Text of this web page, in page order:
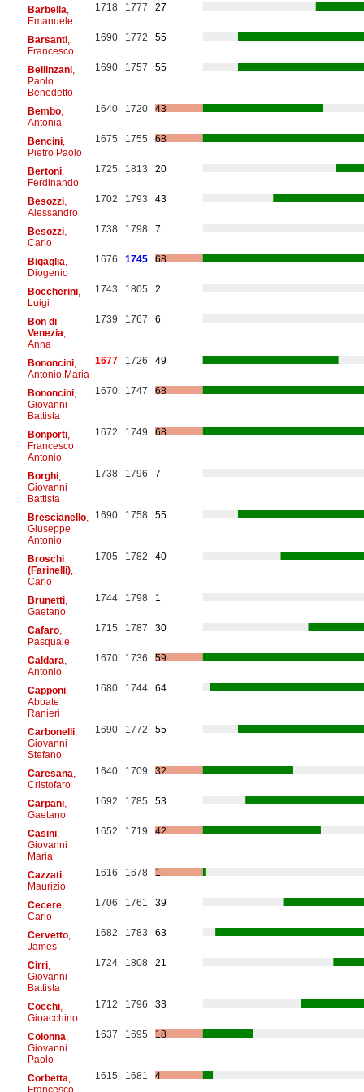
Barbella
Emanuele
1718 1777 27
Barsanti,
Francesco
1690 1772 55
Bellinzani,
Paolo
Benedetto
1690 1757 55
Bembo,
Antonia
1640 1720 43
Bencini,
Pietro Paolo
1675 1755 68
Bertoni,
Ferdinando
1725 1813 20
Besozzi,
Alessandro
1702 1793 43
Besozzi,
Carlo
1738 1798 7
Bigaglia
Diogenio
1676 1745 68
Boccherini,
Luigi
1743 1805 2
Bon di
Venezia
Anna
1739 1767 6
Bononcini,
Antonio Maria
1677 1726 49
Bononcini,
Giovanni
Battista
1670 1747 68
Bonporti,
Francesco
Antonio
1672 1749 68
Borghi,
Giovanni
Battista
1738 1796 7
Brescianello,
Giuseppe
Antonio
1690 1758 55
Broschi
(Farinelli),
Carlo
1705 1782 40
Brunetti,
Gaetano
1744 1798 1
Cafaro,
Pasquale
1715 1787 30
Caldara
Antonio
1670 1736 59
Capponi,
Abbate
Ranieri
1680 1744 64
Carbonelli,
Giovanni
Stefano
1690 1772 55
Caresana
Cristofaro
1640 1709 32
Carpani,
Gaetano
1692 1785 53
Casini,
Giovanni
Maria
1652 1719 42
Cazzati,
Maurizio
1616 1678 1
Cecere,
Carlo
1706 1761 39
Cervetto,
James
1682 1783 63
Cirri,
Giovanni
Battista
1724 1808 21
Cocchi,
Gioacchino
1712 1796 33
Colonna
Giovanni
Paolo
1637 1695 18
Corbetta
Francesco
1615 1681 4